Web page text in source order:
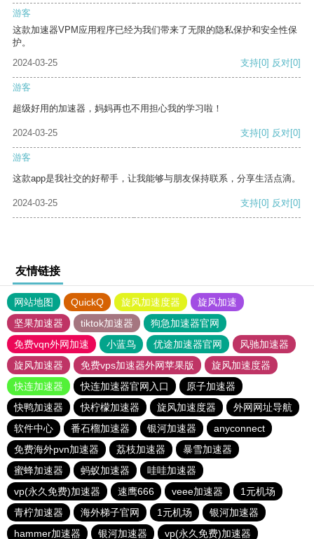
游客
这款加速器VPM应用程序已经为我们带来了无限的隐私保护和安全性保
护。
2024-03-25
支持[0] 反对[0]
游客
超级好用的加速器，妈妈再也不用担心我的学习啦！
2024-03-25 支持[0] 反对[0]
游客
这款app是我社交的好帮手，让我能够与朋友保持联系，分享生活点滴。
2024-03-25 支持[0] 反对[0]
友情链接
网站地图 QuickQ 旋风加速度器
旋风加速
坚果加速器
tiktok加速器
狗急加速器官网
免费vqn外网加速
小蓝鸟 优途加速器官网
风驰加速器
旋风加速器
免费vps加速器外网苹果版
旋风加速度器
快连加速器
快连加速器官网入口
原子加速器
快鸭加速器
快柠檬加速器 旋风加速度器
外网网址导航
软件中心
番石榴加速器 银河加速器
anyconnect
免费海外pvn加速器
荔枝加速器
暴雪加速器
蜜蜂加速器
蚂蚁加速器
哇哇加速器
vp(永久免费)加速器
速鹰666 veee加速器
1元机场
青柠加速器
海外梯子官网 1元机场
银河加速器
hammer加速器
银河加速器 vp(永久免费)加速器